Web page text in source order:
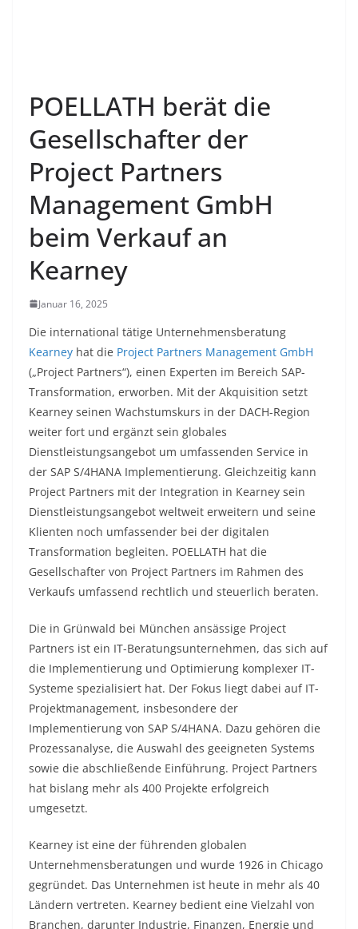
POELLATH berät die
Gesellschafter der
Project Partners
Management GmbH
beim Verkauf an
Kearney
Januar 16, 2025
Die international tätige Unternehmensberatung
Kearney hat die Project Partners Management GmbH
(„Project Partners“), einen Experten im Bereich SAP-
Transformation, erworben. Mit der Akquisition setzt
Kearney seinen Wachstumskurs in der DACH-Region
weiter fort und ergänzt sein globales
Dienstleistungsangebot um umfassenden Service in
der SAP S/4HANA Implementierung. Gleichzeitig kann
Project Partners mit der Integration in Kearney sein
Dienstleistungsangebot weltweit erweitern und seine
Klienten noch umfassender bei der digitalen
Transformation begleiten. POELLATH hat die
Gesellschafter von Project Partners im Rahmen des
Verkaufs umfassend rechtlich und steuerlich beraten.
Die in Grünwald bei München ansässige Project
Partners ist ein IT-Beratungsunternehmen, das sich auf
die Implementierung und Optimierung komplexer IT-
Systeme spezialisiert hat. Der Fokus liegt dabei auf IT-
Projektmanagement, insbesondere der
Implementierung von SAP S/4HANA. Dazu gehören die
Prozessanalyse, die Auswahl des geeigneten Systems
sowie die abschließende Einführung. Project Partners
hat bislang mehr als 400 Projekte erfolgreich
umgesetzt.
Kearney ist eine der führenden globalen
Unternehmensberatungen und wurde 1926 in Chicago
gegründet. Das Unternehmen ist heute in mehr als 40
Ländern vertreten. Kearney bedient eine Vielzahl von
Branchen, darunter Industrie, Finanzen, Energie und